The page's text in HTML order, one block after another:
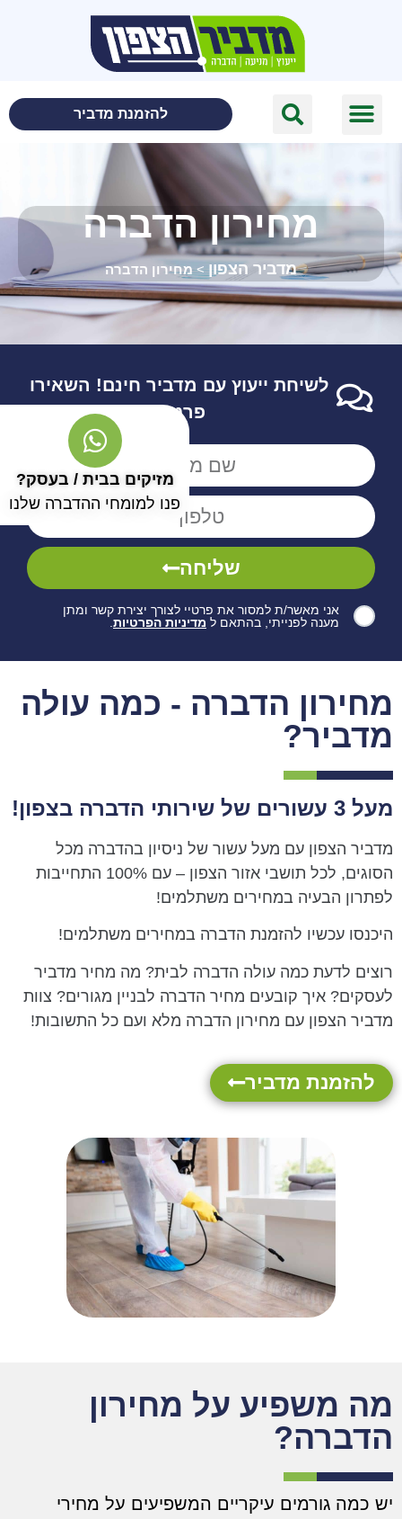
להזמנת מדביר
מחירון הדברה
מדביר הצפון>מחירון הדברה
לשיחת ייעוץ עם מדביר חינם! השאירו
פרטים
אני מאשר/ת למסור את פרטיי לצורך יצירת קשר ומתן
מענה לפנייתי, בהתאם ל מדיניות הפרטיות
שליחה
מחירון הדברה - כמה עולה
מדביר?
מעל 3 עשורים של שירותי הדברה בצפון!
מדביר הצפון עם מעל עשור של ניסיון בהדברה מכל
הסוגים, לכל תושבי אזור הצפון – עם 100% התחייבות
לפתרון הבעיה במחירים משתלמים!
היכנסו עכשיו להזמנת הדברה במחירים משתלמים!
רוצים לדעת כמה עולה הדברה לבית? מה מחיר מדביר
לעסקים? איך קובעים מחיר הדברה לבניין מגורים? צוות
מדביר הצפון עם מחירון הדברה מלא ועם כל התשובות!
להזמנת מדביר
מה משפיע על מחירון
הדברה?
יש כמה גורמים עיקריים המשפיעים על מחירי
מזיקים בבית / בעסק?
פנו למומחי ההדברה שלנו